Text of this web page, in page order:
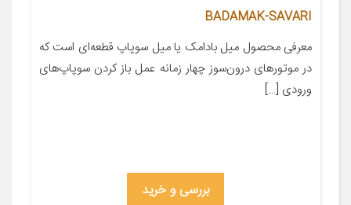
BADAMAK-SAVARI
معرفی محصول میل بادامک یا میل سوپاپ قطعه‌ای است که
در موتورهای درون‌سوز چهار زمانه عمل باز کردن سوپاپ‌های
ورودی […]
بررسی و خرید